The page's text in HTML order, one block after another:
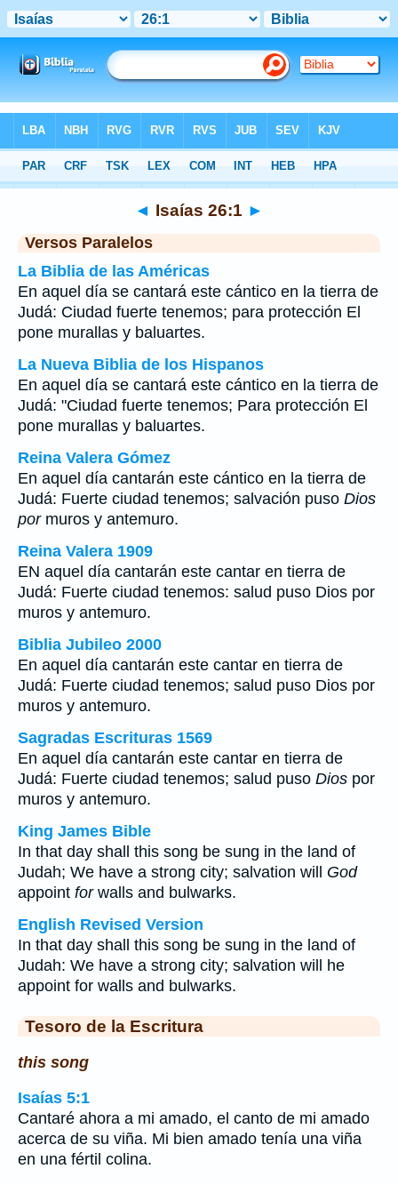
>Isaías > Capítulo 26> Verso 1
◄ Isaías 26:1 ►
Versos Paralelos
La Biblia de las Américas
En aquel día se cantará este cántico en la tierra de
Judá: Ciudad fuerte tenemos; para protección El
pone murallas y baluartes.
La Nueva Biblia de los Hispanos
En aquel día se cantará este cántico en la tierra de
Judá: "Ciudad fuerte tenemos; Para protección El
pone murallas y baluartes.
Reina Valera Gómez
En aquel día cantarán este cántico en la tierra de
Judá: Fuerte ciudad tenemos; salvación puso Dios
pormuros y antemuro.
Reina Valera 1909
EN aquel día cantarán este cantar en tierra de
Judá: Fuerte ciudad tenemos: salud puso Dios por
muros y antemuro.
Biblia Jubileo 2000
En aquel día cantarán este cantar en tierra de
Judá: Fuerte ciudad tenemos; salud puso Dios por
muros y antemuro.
Sagradas Escrituras 1569
En aquel día cantarán este cantar en tierra de
Judá: Fuerte ciudad tenemos; salud puso Dios por
muros y antemuro.
King James Bible
In that day shall this song be sung in the land of
Judah; We have a strong city; salvation will God
appoint forwalls and bulwarks.
English Revised Version
In that day shall this song be sung in the land of
Judah: We have a strong city; salvation will he
appoint for walls and bulwarks.
Tesoro de la Escritura
this song
Isaías 5:1
Cantaré ahora a mi amado, el canto de mi amado
acerca de su viña. Mi bien amado tenía una viña
en una fértil colina.